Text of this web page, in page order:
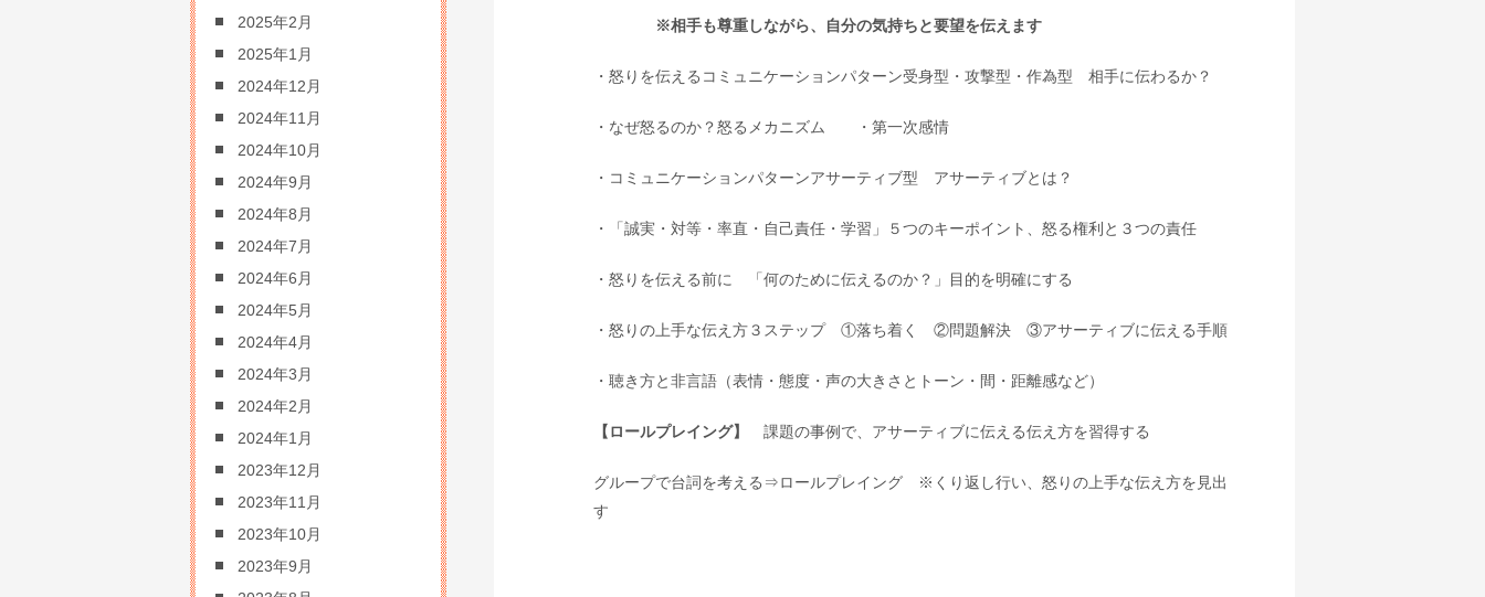
※相手も尊重しながら、自分の気持ちと要望を伝えます
・怒りを伝えるコミュニケーションパターン受身型・攻撃型・作為型 相手に伝わるか？
・なぜ怒るのか？怒るメカニズム ・第一次感情
・コミュニケーションパターンアサーティブ型 アサーティブとは？
・「誠実・対等・率直・自己責任・学習」５つのキーポイント、怒る権利と３つの責任
・怒りを伝える前に 「何のために伝えるのか？」目的を明確にする
・怒りの上手な伝え方３ステップ ①落ち着く ②問題解決 ③アサーティブに伝える手順
・聴き方と非言語（表情・態度・声の大きさとトーン・間・距離感など）
【ロールプレイング】 課題の事例で、アサーティブに伝える伝え方を習得する
グループで台詞を考える⇒ロールプレイング ※くり返し行い、怒りの上手な伝え方を見出
す
2025年2月
2025年1月
2024年12月
2024年11月
2024年10月
2024年9月
2024年8月
2024年7月
2024年6月
2024年5月
2024年4月
2024年3月
2024年2月
2024年1月
2023年12月
2023年11月
2023年10月
2023年9月